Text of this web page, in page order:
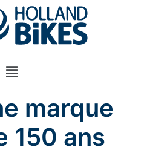
marque
150 ans